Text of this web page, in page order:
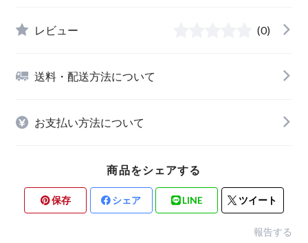
レビュー (0)
送料・配送方法について
お支払い方法について
商品をシェアする
保存 シェア LINE ツイート
報告する